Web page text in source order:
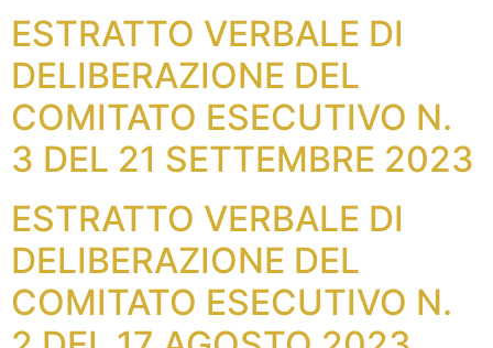
ESTRATTO VERBALE DI
DELIBERAZIONE DEL
COMITATO ESECUTIVO N.
3 DEL 21 SETTEMBRE 2023
ESTRATTO VERBALE DI
DELIBERAZIONE DEL
COMITATO ESECUTIVO N.